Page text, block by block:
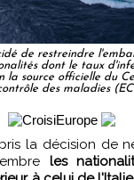
de restreindre
dont le taux
la source officielle du
des maladies
les